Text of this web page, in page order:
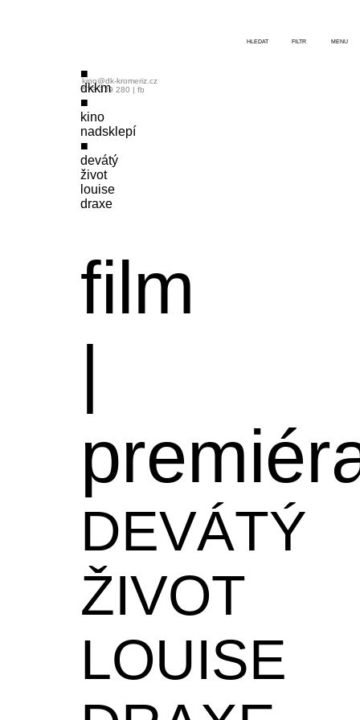
dkkm
kino
nadsklepí
devátý
život
louise
draxe
film
|
DEVÁTÝ
ŽIVOT
LOUISE
kino@dk-kromeriz.cz
573 339 280 | fb
HLEDAT FILTR MENU